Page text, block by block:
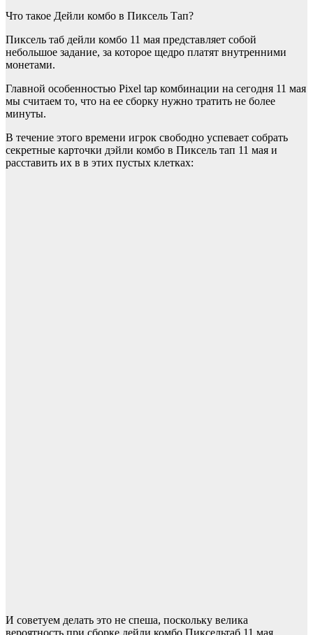
Что такое Дейли комбо в Пиксель Тап?
Пиксель таб дейли комбо 11 мая представляет собой
небольшое задание, за которое щедро платят внутренними
монетами.
Главной особенностью Pixel tap комбинации на сегодня 11 мая
мы считаем то, что на ее сборку нужно тратить не более
минуты.
В течение этого времени игрок свободно успевает собрать
секретные карточки дэйли комбо в Пиксель тап 11 мая и
расставить их в в этих пустых клетках:
И советуем делать это не спеша, поскольку велика